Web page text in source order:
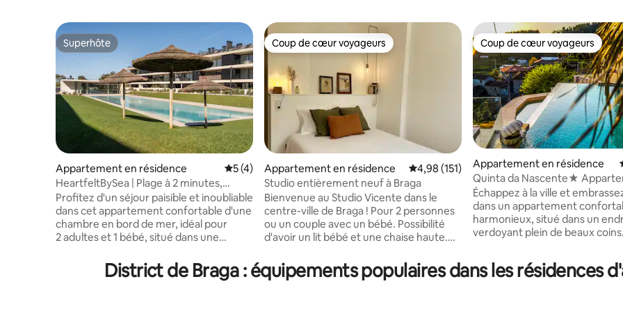
Superhôte
Superhôte
Appartement en résidence Évaluation moyenne sur la base de 4 commentaires : 5 sur 5
5 (4)
HeartfeltBySea | Plage à 2 minutes,
piscine intérieure et salle de sport
Profitez d'un séjour paisible et inoubliable
dans cet appartement confortable d'une
chambre en bord de mer, idéal pour
2 adultes et 1 bébé, situé dans une
Portugal. Réveillez-vous au son de la
brise marine et profitez de la plage, à
Coup de cœur voyageurs
Coup de cœur voyageurs
Appartement en résidence Évaluation moyenne sur la base de 151
4,98 (151)
Studio entièrement neuf à Braga
Bienvenue au Studio Vicente dans le
centre-ville de Braga ! Pour 2 personnes
ou un couple avec un bébé. Possibilité
d'avoir un lit bébé et une chaise haute.
bain moderne. Situé dans un quartier
bien desservi, avec des boulangeries, des
Coup de cœur voyageurs
Coup de cœur voyageurs
Appartement en résidence
Quinta da Nascente★
avec balcon + piscine et
Échappez à la ville et
dans un appartement
harmonieux, situé dans un
verdoyant plein de beaux
aimé, votre famille ou vos
rural est magnifique et il
District de Braga : équipements populaires dans les résidences